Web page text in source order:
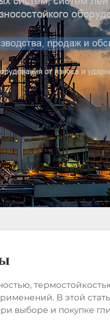
В этой
выборе и покупке